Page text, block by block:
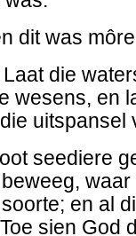
dit was
die
wesens, en
uitspansel
seediere
en al
sien God